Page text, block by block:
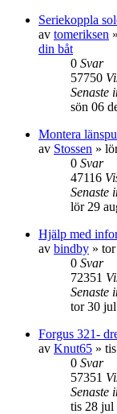
Seriekoppla
av tomeriksen
din båt
0 Svar
57750
Senaste
sön 06
Montera
av Stossen »
0 Svar
47116
Senaste
lör 29
Hjälp med
av bindby »
0 Svar
72351
Senaste
tor 30
Forgus 321-
av Knut65 »
0 Svar
57351
Senaste
tis 28 jul